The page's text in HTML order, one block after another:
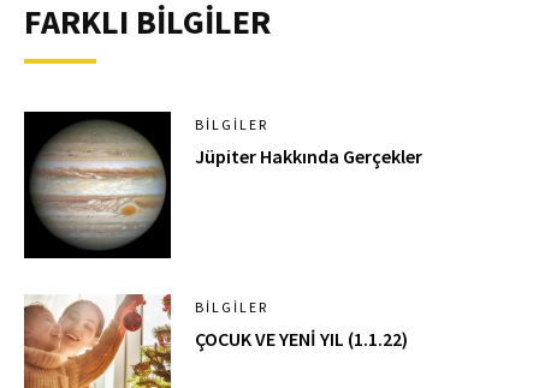
FARKLI BİLGİLER
BILGILER
Jüpiter Hakkında Gerçekler
BILGILER
ÇOCUK VE YENİ YIL (1.1.22)